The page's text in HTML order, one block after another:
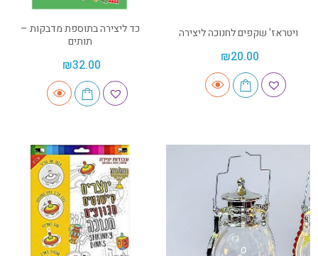
ויטראז' שקפים לחנוכה ליצירה
₪20.00
כד ליצירה בתוספת מדבקות –
תותים
₪32.00